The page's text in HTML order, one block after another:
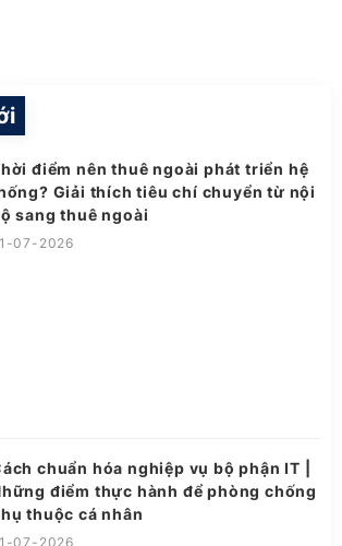
điểm nên thuê ngoài phát triển hệ
Giải thích tiêu chí chuyển từ nội
sang thuê ngoài
07-2026
chuẩn hóa nghiệp vụ bộ phận IT |
điểm thực hành để phòng chống
thuộc cá nhân
07-2026